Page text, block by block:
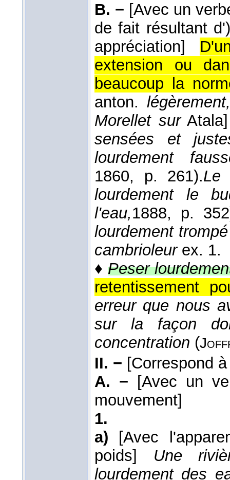
B. − [Avec un
de fait résultant
appréciation]
extension ou
beaucoup la
anton.
Morellet sur
sensées et
lourdement
1860, p. 261).Le
lourdement le
l'eau,1888, p.
lourdement trompé
cambrioleurex. 1.
♦Peser
retentissement
erreur que nous
sur la façon
concentration (
II. − [Correspond
A. −
[Avec un
mouvement]
1.
a)
[Avec
poids]
Une
lourdement des